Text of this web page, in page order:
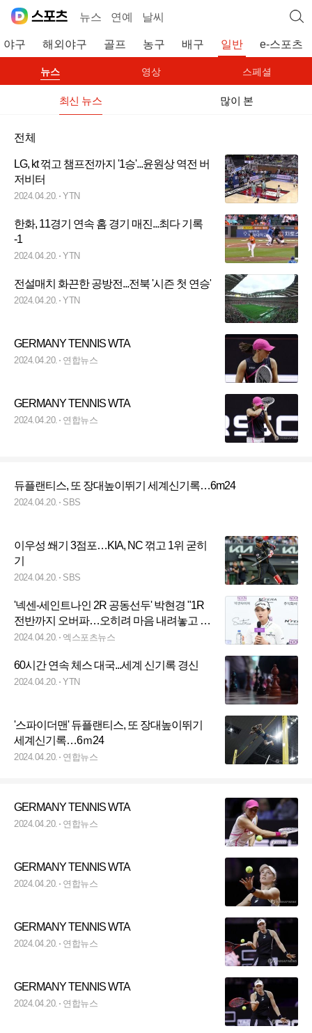
뉴스 연예 날씨
야구 해외야구 골프 농구 배구 일반 e-스포츠
뉴스 영상 스페셜
최신 뉴스 많이 본
전체
LG, kt 꺾고 챔프전까지 '1승'...윤원상 역전 버
저비터
2024.04.20. YTN
한화, 11경기 연속 홈 경기 매진...최다 기록
-1
2024.04.20. YTN
전설매치 화끈한 공방전...전북 '시즌 첫 연승'
2024.04.20. YTN
GERMANY TENNIS WTA
2024.04.20. 연합뉴스
GERMANY TENNIS WTA
2024.04.20. 연합뉴스
듀플랜티스, 또 장대높이뛰기 세계신기록…6m24
2024.04.20. SBS
이우성 쐐기 3점포…KIA, NC 꺾고 1위 굳히
기
2024.04.20. SBS
'넥센-세인트나인 2R 공동선두' 박현경 "1R
전반까지 오버파…오히려 마음 내려놓고 플
레이"
2024.04.20. 엑스포츠뉴스
60시간 연속 체스 대국...세계 신기록 경신
2024.04.20. YTN
'스파이더맨' 듀플랜티스, 또 장대높이뛰기
세계신기록…6ｍ24
2024.04.20. 연합뉴스
GERMANY TENNIS WTA
2024.04.20. 연합뉴스
GERMANY TENNIS WTA
2024.04.20. 연합뉴스
GERMANY TENNIS WTA
2024.04.20. 연합뉴스
GERMANY TENNIS WTA
2024.04.20. 연합뉴스